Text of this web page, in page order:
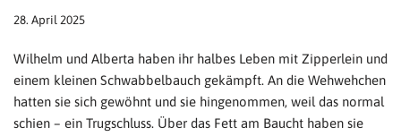
28. April 2025
Wilhelm und Alberta haben ihr halbes Leben mit Zipperlein und
einem kleinen Schwabbelbauch gekämpft. An die Wehwehchen
hatten sie sich gewöhnt und sie hingenommen, weil das normal
schien – ein Trugschluss. Über das Fett am Baucht haben sie